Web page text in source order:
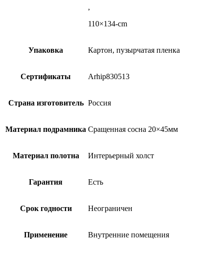
,
110×134-cm
Упаковка Картон, пузырчатая пленка
Сертификаты Arhip830513
Страна изготовитель Россия
Материал подрамника Сращенная сосна 20×45мм
Материал полотна Интерьерный холст
Гарантия Есть
Срок годности Неограничен
Применение Внутренние помещения